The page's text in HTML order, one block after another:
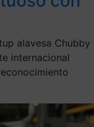
alavesa Chubby
internacional